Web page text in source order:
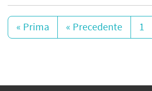
« Prima « Precedente 1